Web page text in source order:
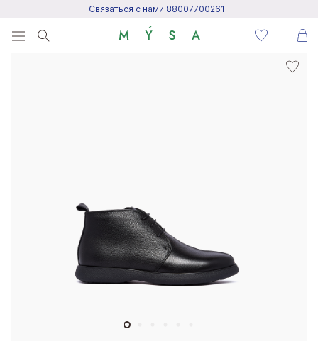
Связаться с нами 88007700261